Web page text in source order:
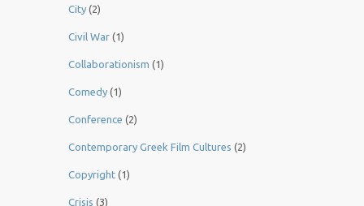
City (2)
Civil War (1)
Collaborationism (1)
Comedy (1)
Conference (2)
Contemporary Greek Film Cultures (2)
Copyright (1)
Crisis (3)